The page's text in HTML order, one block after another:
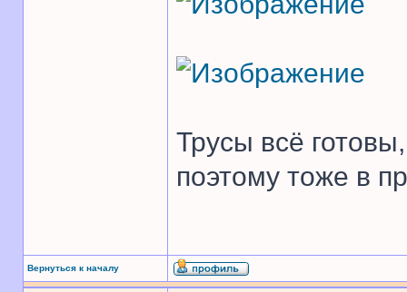
Трусы всё
поэтому тоже в
Вернуться к началу